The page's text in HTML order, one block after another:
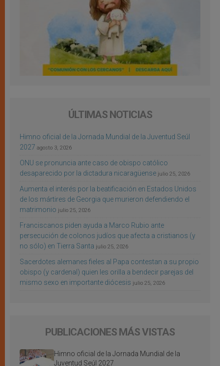
ÚLTIMAS NOTICIAS
Himno oficial de la Jornada Mundial de la Juventud Seúl
2027 agosto 3, 2026
ONU se pronuncia ante caso de obispo católico
desaparecido por la dictadura nicaragüense julio 25, 2026
Aumenta el interés por la beatificación en Estados Unidos
de los mártires de Georgia que murieron defendiendo el
matrimonio julio 25, 2026
Franciscanos piden ayuda a Marco Rubio ante
persecución de colonos judíos que afecta a cristianos (y
no sólo) en Tierra Santa julio 25, 2026
Sacerdotes alemanes fieles al Papa contestan a su propio
obispo (y cardenal) quien les orilla a bendecir parejas del
mismo sexo en importante diócesis julio 25, 2026
PUBLICACIONES MÁS VISTAS
Himno oficial de la Jornada Mundial de la
Juventud Seúl 2027